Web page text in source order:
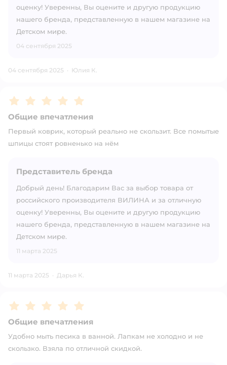
оценку! Уверенны, Вы оцените и другую продукцию
нашего бренда, представленную в нашем магазине на
Детском мире.
04 сентября 2025
04 сентября 2025 · Юлия К.
Рейтинг:5
Общие впечатления
Первый коврик, который реально не скользит. Все помытые
шпицы стоят ровненько на нём
Представитель бренда
Добрый день! Благодарим Вас за выбор товара от
российского производителя ВИЛИНА и за отличную
оценку! Уверенны, Вы оцените и другую продукцию
нашего бренда, представленную в нашем магазине на
Детском мире.
11 марта 2025
11 марта 2025 · Дарья К.
Рейтинг:5
Общие впечатления
Удобно мыть песика в ванной. Лапкам не холодно и не
скользко. Взяла по отличной скидкой.